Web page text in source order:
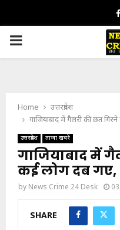
PRIMARY
Home
उत्तरप्रदेश
गाजियाबाद में गैलरी की छत
उत्तरप्रदेश ताजा खबरें
गाजियाबाद में
कई लोग दब गए,
by News Crime 24 Desk
SHARE